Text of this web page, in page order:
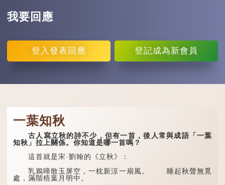
我要回應
登入 發表回應 登記成為新會員
一葉知秋
古人寫立秋的詩不少，但有一首，後人常與成語「一葉
知秋」拉上關係。你知道是哪一首嗎？
這首就是宋·劉翰的《立秋》：
乳鴉啼散玉屏空，一枕新涼一扇風。 睡起秋聲無覓
處，滿階梧葉月明中。